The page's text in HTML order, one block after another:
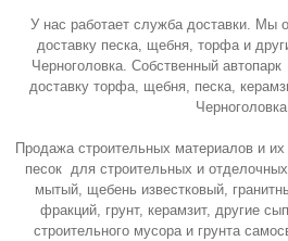
У нас работает служба доставки. Мы
доставку песка, щебня, торфа и
Черноголовка. Собственный
доставку торфа, щебня, песка,
Черноголовка.
Продажа строительных материалов и их
песок для строительных и
мытый, щебень известковый,
фракций, грунт, керамзит, другие
строительного мусора и грунта